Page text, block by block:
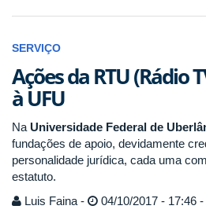
SERVIÇO
Ações da RTU (Rádio
à UFU
Na Universidade Federal de
fundações de apoio, devidamente
personalidade jurídica, cada uma
estatuto.
Luis Faina -
04/10/2017 - 17:46 -